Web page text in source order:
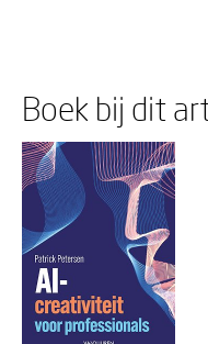
Boek bij dit